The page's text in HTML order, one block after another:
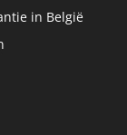
in België